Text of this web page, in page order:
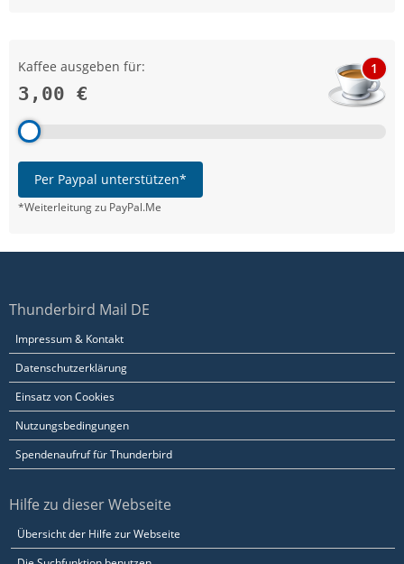
Kaffee ausgeben für:
3,00 €
1
Per Paypal unterstützen*
*Weiterleitung zu PayPal.Me
Thunderbird Mail DE
Impressum & Kontakt
Datenschutzerklärung
Einsatz von Cookies
Nutzungsbedingungen
Spendenaufruf für Thunderbird
Hilfe zu dieser Webseite
Übersicht der Hilfe zur Webseite